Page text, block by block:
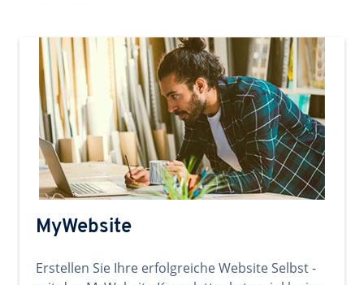
MyWebsite
Erstellen Sie Ihre erfolgreiche Website Selbst -